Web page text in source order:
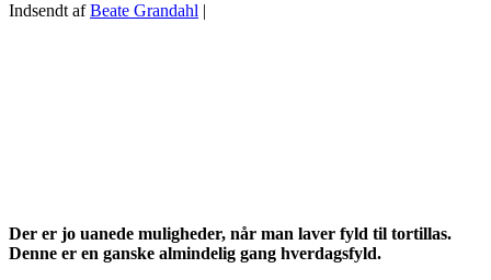
Indsendt afBeate Grandahl |
Der er jo uanede muligheder, når man laver fyld til tortillas.
Denne er en ganske almindelig gang hverdagsfyld.